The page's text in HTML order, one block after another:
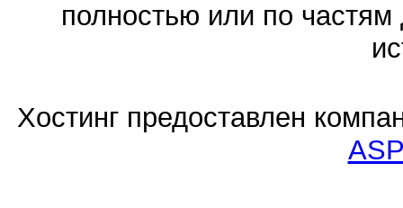
полностью или по частям
Хостинг предоставлен